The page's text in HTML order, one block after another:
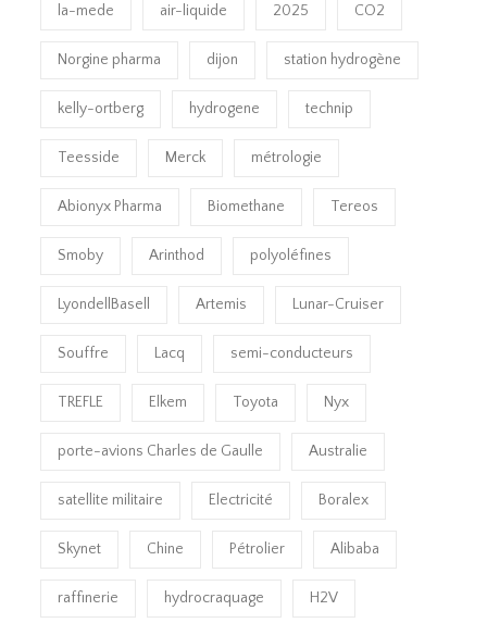
la-mede air-liquide 2025 CO2
Norgine pharma dijon station hydrogène
kelly-ortberg hydrogene technip
Teesside Merck métrologie
Abionyx Pharma Biomethane Tereos
Smoby Arinthod polyoléfines
LyondellBasell Artemis Lunar-Cruiser
Souffre Lacq semi-conducteurs
TREFLE Elkem Toyota Nyx
porte-avions Charles de Gaulle Australie
satellite militaire Electricité Boralex
Skynet Chine Pétrolier Alibaba
raffinerie hydrocraquage H2V